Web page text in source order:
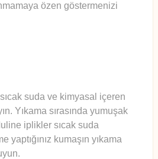
özen göstermenizi
sıcak suda ve kimyasal içeren
Yıkama sırasında yumuşak
iplikler sıcak suda
yaptığınız kumaşın yıkama